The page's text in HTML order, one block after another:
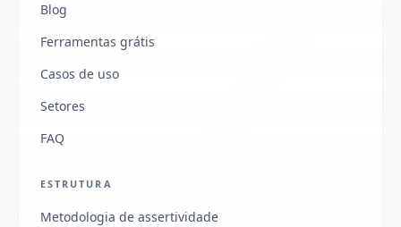
Blog
Ferramentas grátis
Casos de uso
Setores
FAQ
ESTRUTURA
Metodologia de assertividade